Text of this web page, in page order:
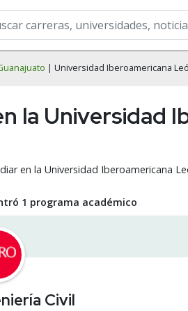
| Universidad Iberoamericana
la Universidad
en la Universidad Iberoamericana
1 programa académico
Civil